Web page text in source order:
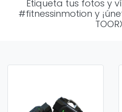
Etiqueta tus fotos y
#fitnessinmotion y